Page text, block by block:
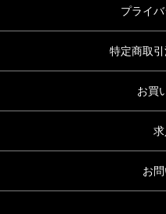
プライ
特定商取
お買
お